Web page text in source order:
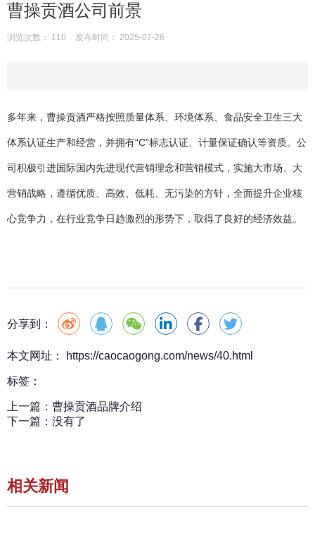
曹操贡酒公司前景
浏览次数： 110 发布时间： 2025-07-26
多年来，曹操贡酒严格按照质量体系、环境体系、食品安全卫生三大
体系认证生产和经营，并拥有“C”标志认证、计量保证确认等资质。公
司积极引进国际国内先进现代营销理念和营销模式，实施大市场、大
营销战略，遵循优质、高效、低耗、无污染的方针，全面提升企业核
心竞争力，在行业竞争日趋激烈的形势下，取得了良好的经济效益。
分享到：
本文网址： https://caocaogong.com/news/40.html
标签：
上一篇： 曹操贡酒品牌介绍
下一篇： 没有了
相关新闻